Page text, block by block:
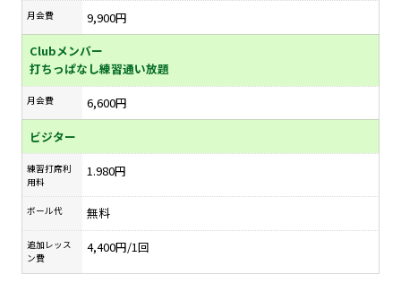
月会費
9,900円
Clubメンバー
打ちっぱなし練習通い放題
月会費
6,600円
ビジター
練習打席利
用料
1.980円
ボール代 無料
追加レッス
ン費
4,400円/1回